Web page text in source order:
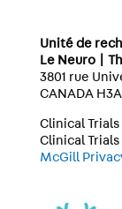
Unité de
Le Neuro |
3801 rue
CANADA
Clinical Trials
Clinical Trials
McGill